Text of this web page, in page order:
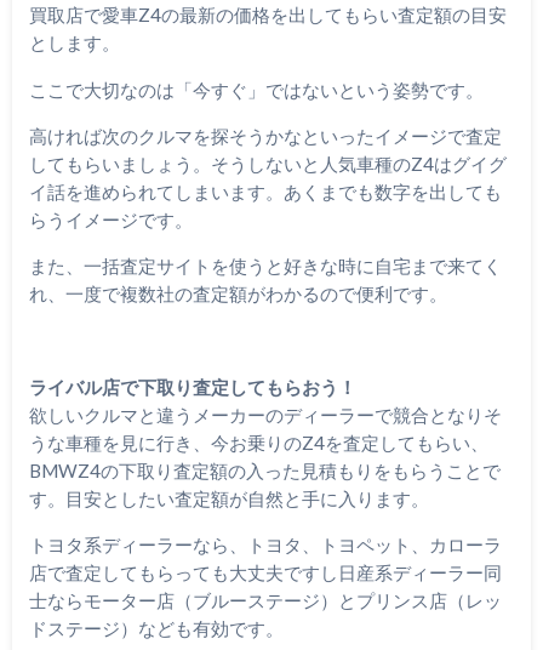
買取店で愛車Z4の最新の価格を出してもらい査定額の目安
とします。
ここで大切なのは「今すぐ」ではないという姿勢です。
高ければ次のクルマを探そうかなといったイメージで査定
してもらいましょう。そうしないと人気車種のZ4はグイグ
イ話を進められてしまいます。あくまでも数字を出しても
らうイメージです。
また、一括査定サイトを使うと好きな時に自宅まで来てく
れ、一度で複数社の査定額がわかるので便利です。
ライバル店で下取り査定してもらおう！
欲しいクルマと違うメーカーのディーラーで競合となりそ
うな車種を見に行き、今お乗りのZ4を査定してもらい、
BMWZ4の下取り査定額の入った見積もりをもらうことで
す。目安としたい査定額が自然と手に入ります。
トヨタ系ディーラーなら、トヨタ、トヨペット、カローラ
店で査定してもらっても大丈夫ですし日産系ディーラー同
士ならモーター店（ブルーステージ）とプリンス店（レッ
ドステージ）なども有効です。